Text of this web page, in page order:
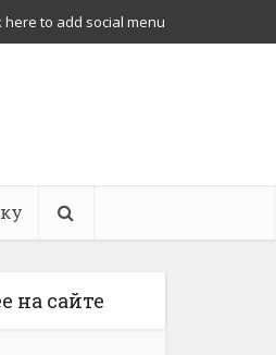
here to add social menu
на сайте